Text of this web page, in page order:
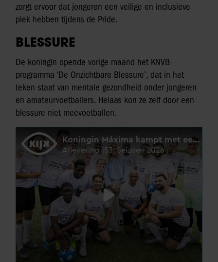
zorgt ervoor dat jongeren een veilige en inclusieve
plek hebben tijdens de Pride.
BLESSURE
De koningin opende vorige maand het KNVB-
programma ‘De Onzichtbare Blessure’, dat in het
teken staat van mentale gezondheid onder jongeren
en amateurvoetballers. Helaas kon ze zelf door een
blessure niet meevoetballen.